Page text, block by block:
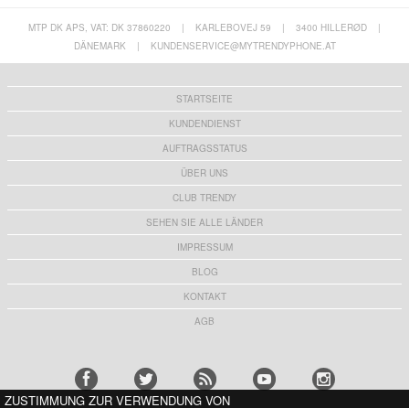
MTP DK APS, VAT: DK 37860220 | KARLEBOVEJ 59 | 3400 HILLERØD
|
DÄNEMARK
| KUNDENSERVICE@MYTRENDYPHONE.AT
STARTSEITE
KUNDENDIENST
AUFTRAGSSTATUS
ÜBER UNS
CLUB TRENDY
SEHEN SIE ALLE LÄNDER
IMPRESSUM
BLOG
KONTAKT
AGB
ZUSTIMMUNG ZUR VERWENDUNG VON